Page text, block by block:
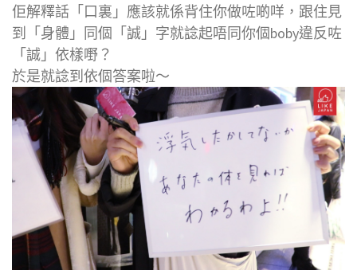
佢解釋話「口裏」應該就係背住你做咗啲咩，跟住見
到「身體」同個「誠」字就諗起唔同你個boby違反咗
「誠」依樣嘢？
於是就諗到依個答案啦～